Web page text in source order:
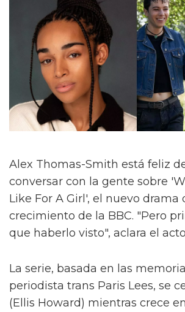
Alex Thomas-Smith está feliz
conversar con la gente sobre
Like For A Girl', el nuevo drama
crecimiento de la BBC. "Pero
que haberlo visto", aclara el
La serie, basada en las
periodista trans Paris Lees, se
(Ellis Howard) mientras crece